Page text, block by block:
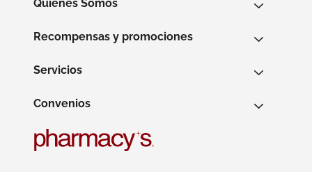
Quienes Somos
Recompensas y promociones
Servicios
Convenios